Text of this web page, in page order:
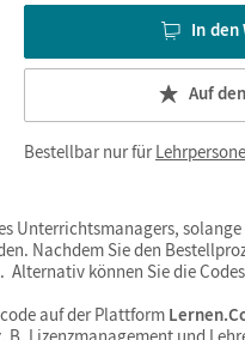
In
Auf
Bestellbar nur für
Unterrichtsmanagers,
Nachdem Sie den
Alternativ können Sie die
auf der Plattform